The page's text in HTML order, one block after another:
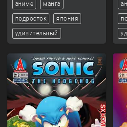
аниме манга
подросток япония
удивительный